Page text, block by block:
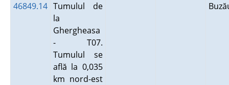
46849.14 Tumulul de
la
Ghergheasa
- T07.
Tumulul se
află la 0,035
km nord-est